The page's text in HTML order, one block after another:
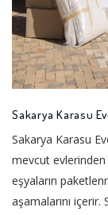
Sakarya Karasu
Sakarya Karasu
mevcut evlerinden
eşyaların
aşamalarını içerir.